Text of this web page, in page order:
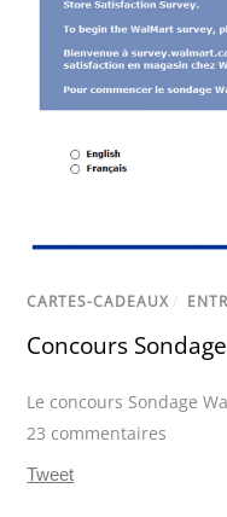
CARTES-CADEAUX /
Concours
Le concours Sondage
23 commentaires
Tweet